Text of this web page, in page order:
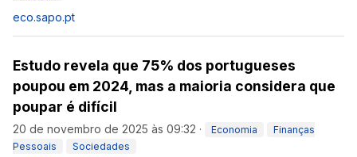
eco.sapo.pt
Estudo revela que 75% dos portugueses
poupou em 2024, mas a maioria considera que
poupar é difícil
20 de novembro de 2025 às 09:32 · Economia
Finanças
Pessoais
Sociedades